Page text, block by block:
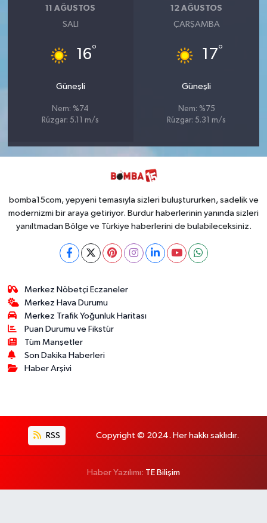
11 AĞUSTOS
SALI
16°
Güneşli
Nem: %74
Rüzgar: 5.11 m/s
12 AĞUSTOS
ÇARŞAMBA
17°
Güneşli
Nem: %75
Rüzgar: 5.31 m/s
bomba15com, yepyeni temasıyla sizleri buluştururken, sadelik ve
modernizmi bir araya getiriyor. Burdur haberlerinin yanında sizleri
yanıltmadan Bölge ve Türkiye haberlerini de bulabileceksiniz.
Merkez Nöbetçi Eczaneler
Merkez Hava Durumu
Merkez Trafik Yoğunluk Haritası
Puan Durumu ve Fikstür
Tüm Manşetler
Son Dakika Haberleri
Haber Arşivi
RSS Copyright © 2024. Her hakkı saklıdır.
Haber Yazılımı: TE Bilişim